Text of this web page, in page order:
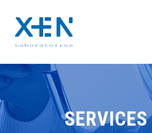
SERVICES